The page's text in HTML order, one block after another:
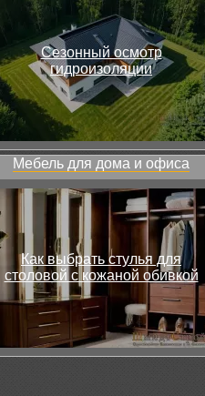
Сезонный осмотр
гидроизоляции
Мебель для дома и офиса
Как выбрать стулья для
столовой с кожаной обивкой